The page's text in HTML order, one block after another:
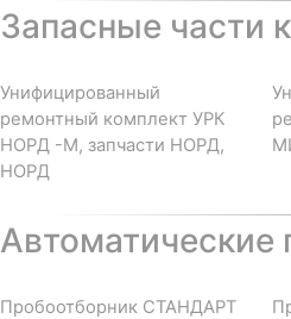
Запасные части
Унифицированный
ремонтный комплект УРК
НОРД -М, запчасти НОРД,
НОРД
Автоматические
Пробоотборник СТАНДАРТ